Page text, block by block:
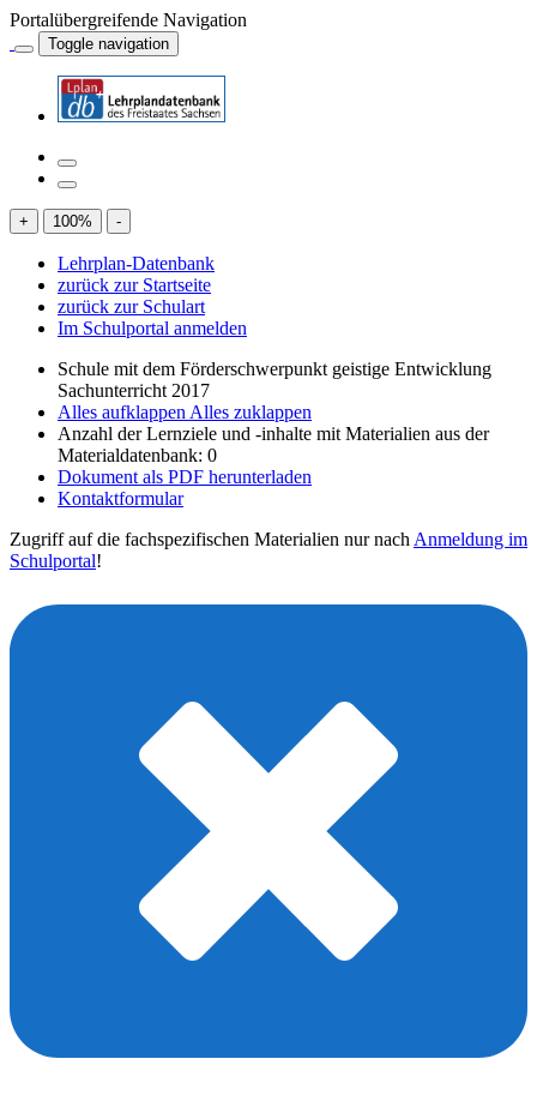
Portalübergreifende Navigation
Toggle navigation
+ 100% -
Lehrplan-Datenbank
zurück zur Startseite
zurück zur Schulart
Im Schulportal anmelden
Schule mit dem Förderschwerpunkt geistige Entwicklung
Sachunterricht 2017
Alles aufklappen Alles zuklappen
Anzahl der Lernziele und -inhalte mit Materialien aus der
Materialdatenbank: 0
Dokument als PDF herunterladen
Kontaktformular
Zugriff auf die fachspezifischen Materialien nur nach Anmeldung im
Schulportal!